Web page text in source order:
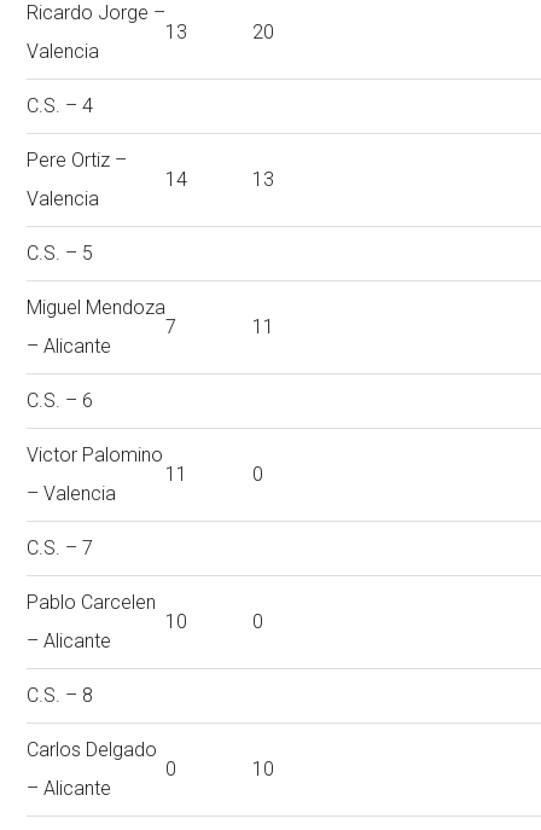
Ricardo Jorge –
Valencia
13 20
C.S. – 4
Pere Ortiz –
Valencia
14 13
C.S. – 5
Miguel Mendoza
– Alicante
7 11
C.S. – 6
Victor Palomino
– Valencia
11 0
C.S. – 7
Pablo Carcelen
– Alicante
10 0
C.S. – 8
Carlos Delgado
– Alicante
0 10